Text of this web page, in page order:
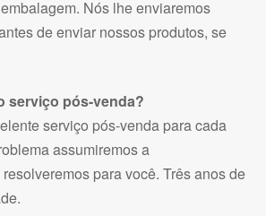
Nós lhe enviaremos
de enviar nossos produtos, se
serviço pós-venda?
serviço pós-venda para cada
assumiremos a
para você. Três anos de